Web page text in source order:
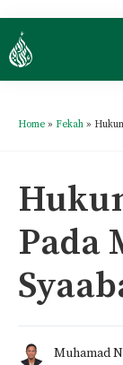
Home » Fekah »
Pada
Muhamad